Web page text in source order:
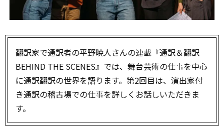
翻訳家で通訳者の平野暁人さんの連載『通訳＆翻訳
BEHIND THE SCENES』では、舞台芸術の仕事を中心
に通訳翻訳の世界を語ります。第2回目は、演出家付
き通訳の稽古場での仕事を詳しくお話しいただきま
す。